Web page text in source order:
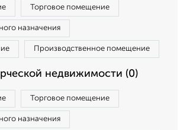
Торговое помещение
назначения
Производственное помещение
недвижимости (0)
Торговое помещение
назначения